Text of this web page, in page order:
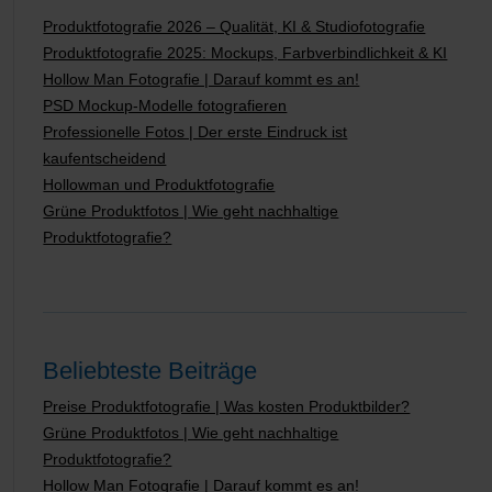
Produktfotografie 2026 – Qualität, KI & Studiofotografie
Produktfotografie 2025: Mockups, Farbverbindlichkeit & KI
Hollow Man Fotografie | Darauf kommt es an!
PSD Mockup-Modelle fotografieren
Professionelle Fotos | Der erste Eindruck ist
kaufentscheidend
Hollowman und Produktfotografie
Grüne Produktfotos | Wie geht nachhaltige
Produktfotografie?
Beliebteste Beiträge
Preise Produktfotografie | Was kosten Produktbilder?
Grüne Produktfotos | Wie geht nachhaltige
Produktfotografie?
Hollow Man Fotografie | Darauf kommt es an!